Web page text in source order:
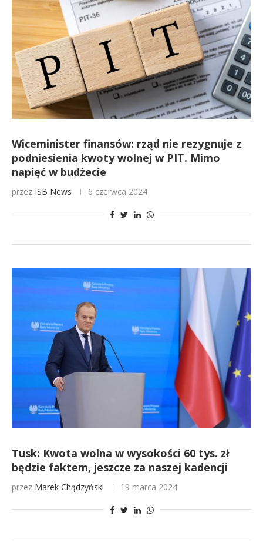
Wiceminister finansów: rząd nie rezygnuje z
podniesienia kwoty wolnej w PIT. Mimo
napięć w budżecie
przez ISB News 6 czerwca 2024
Tusk: Kwota wolna w wysokości 60 tys. zł
będzie faktem, jeszcze za naszej kadencji
przez Marek Chądzyński 19 marca 2024